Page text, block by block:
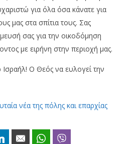
για όλα όσα κάνατε για
μας στα σπίτια τους. Σας
σας για την οικοδόμηση
με ειρήνη στην περιοχή μας.
Ο Θεός να ευλογεί την
νέα της πόλης και επαρχίας
LinkedIn Email WhatsApp